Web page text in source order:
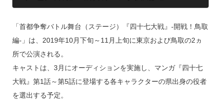
「首都争奪バトル舞台（ステージ）『四十七大戦』-開戦！鳥取
編-」は、2019年10月下旬～11月上旬に東京および鳥取の2ヵ
所で公演される。
キャストは、3月にオーディションを実施し、マンガ『四十七
大戦』第1話～第5話に登場する各キャラクターの県出身の役者
を選出する予定。